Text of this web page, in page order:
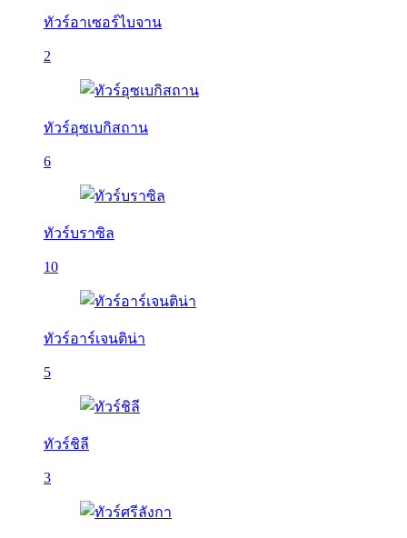
ทัวร์อาเซอร์ไบจาน
2
ทัวร์อุซเบกิสถาน
6
ทัวร์บราซิล
10
ทัวร์อาร์เจนติน่า
5
ทัวร์ชิลี
3